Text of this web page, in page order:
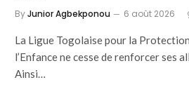
ByJunior Agbekponou 6 août 2026
La Ligue Togolaise pour la
l’Enfance ne cesse de renforcer ses
Ainsi…